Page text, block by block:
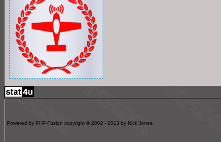
Powered by PHP-Fusion copyright © 2002 - 2013 by Nick Jones.